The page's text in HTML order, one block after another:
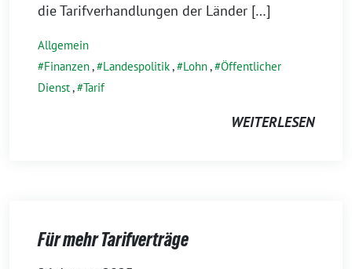
die Tarifverhandlungen der Länder […]
Allgemein
Finanzen, Landespolitik, Lohn, Öffentlicher
Dienst, Tarif
WEITERLESEN
Für mehr Tarifverträge